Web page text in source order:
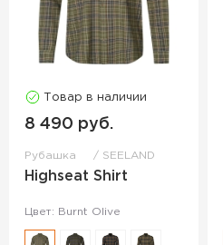
Товар в наличии
8 490 руб.
Рубашка SEELAND
Highseat Shirt
Цвет: Burnt Olive